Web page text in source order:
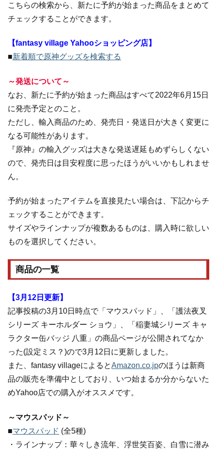
こちらの検索から、新たに予約が始まった商品をまとめて
チェックすることができます。
【fantasy village Yahooショッピング店】
■新着順で原神グッズを検索する
～発送について～
なお、新たに予約が始まった商品はすべて2022年6月15日
に発売予定とのこと。
ただし、輸入商品のため、発売日・発送日が大きく変更に
なる可能性があります。
『原神』の輸入グッズは大きな発送遅延もめずらしくない
ので、発売日は目安程度に思ったほうがいいかもしれませ
ん。
予約が始まったアイテムを直接見たい場合は、下記からチ
ェックすることができます。
サイズやラインナップが複数あるものは、購入時に欲しい
ものを選択してください。
商品の一覧
【3月12日更新】
記事投稿の3月10日時点で「マウスパッド」、「護法夜叉
シリーズ キーホルダー ショウ」、「稲妻城シリーズ キャ
ラクター缶バッジ 八重」の商品ページが公開されてなか
った(設定ミス？)ので3月12日に更新しました。
また、fantasy villageによるとAmazon.co.jpのほうは新商
品の販売を準備中としており、いつ始まるか分からないた
めYahoo店での購入がオススメです。
～マウスパッド～
■マウスパッド (全5種)
・ラインナップ：華々しき流年、浮世笑百姿、白雪に潜み